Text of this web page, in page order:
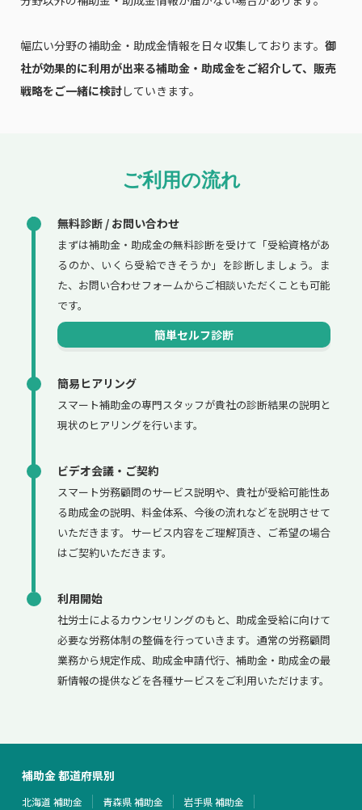
幅広い分野の補助金・助成金情報を日々収集しております。 御
社が効果的に利用が出来る補助金・助成金をご紹介して、販売
戦略をご一緒に検討していきます。
ご利用の流れ
無料診断 / お問い合わせ
まずは補助金・助成金の無料診断を受けて「受給資格があ
るのか、いくら受給できそうか」を診断しましょう。ま
た、お問い合わせフォームからご相談いただくことも可能
です。
簡単セルフ診断
簡易ヒアリング
スマート補助金の専門スタッフが貴社の診断結果の説明と
現状のヒアリングを行います。
ビデオ会議・ご契約
スマート労務顧問のサービス説明や、貴社が受給可能性あ
る助成金の説明、料金体系、今後の流れなどを説明させて
いただきます。サービス内容をご理解頂き、ご希望の場合
はご契約いただきます。
利用開始
社労士によるカウンセリングのもと、助成金受給に向けて
必要な労務体制の整備を行っていきます。通常の労務顧問
業務から規定作成、助成金申請代行、補助金・助成金の最
新情報の提供などを各種サービスをご利用いただけます。
補助金 都道府県別
北海道 補助金 青森県 補助金
岩手県 補助金